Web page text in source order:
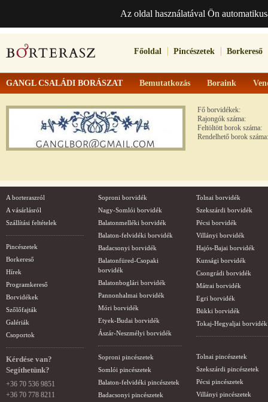
Az oldal használatával Ön
Főoldal Pincészetek Borkereső
GANGL CSALÁDI BORÁSZAT Bemutatkozás Boraink
Fő borvidékek:
Rajongók száma:
Feltöltött borok száma:
Rendelhető borok száma:
A borteraszról
A vásárlásról
Szállítási feltételek
Pincészetek
Borkereső
Hírek
Programkereső
Borvidékek
Szőlőfajták
Galériák
Csoportok
Kérdése van?
Segíthetünk?
+36 70 536 9851
+36 70 778 8211
Soproni borvidék
Nagy-Somlói borvidék
Balatonmelléki borvidék
Balaton-felvidéki borvidék
Badacsonyi borvidék
Balatonfüred-Csopaki
borvidék
Balatonboglári borvidék
Pannonhalmai borvidék
Móri borvidék
Etyek-Budai borvidék
Ászár-Neszmélyi borvidék
Soproni pincészetek
Somlói pincészetek
Balaton-felvidéki pincészetek
Badacsonyi pincészetek
Tolnai borvidék
Szekszárdi borvidék
Pécsi borvidék
Villányi borvidék
Hajós-Bajai borvidék
Kunsági borvidék
Csongrádi borvidék
Mátrai borvidék
Egri borvidék
Bükki borvidék
Tokaj-Hegyaljai borvidék
Tolnai pincészetek
Szekszárdi pincészetek
Pécsi pincészetek
Villányi pincészetek